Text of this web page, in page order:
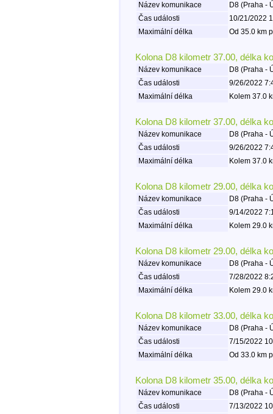
Název komunikace
D8 (Praha -
Čas události
10/21/2022
Maximální délka
Od 35.0 km
Kolona D8 kilometr 37.00, délka
Název komunikace
D8 (Praha -
Čas události
9/26/2022
Maximální délka
Kolem 37.0
Kolona D8 kilometr 37.00, délka
Název komunikace
D8 (Praha -
Čas události
9/26/2022
Maximální délka
Kolem 37.0
Kolona D8 kilometr 29.00, délka
Název komunikace
D8 (Praha -
Čas události
9/14/2022
Maximální délka
Kolem 29.0
Kolona D8 kilometr 29.00, délka
Název komunikace
D8 (Praha -
Čas události
7/28/2022
Maximální délka
Kolem 29.0
Kolona D8 kilometr 33.00, délka
Název komunikace
D8 (Praha -
Čas události
7/15/2022
Maximální délka
Od 33.0 km
Kolona D8 kilometr 35.00, délka
Název komunikace
D8 (Praha -
Čas události
7/13/2022